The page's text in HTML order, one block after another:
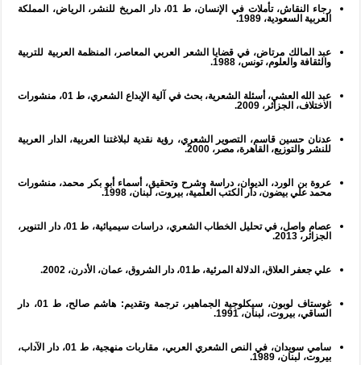
رجاء النقاش، تأملات في الإنسان، ط 01، دار المريخ للنشر، الرياض، المملكة
العربية السعودية، 1989.
عبد المالك مرتاض، في قضايا الشعر العربي المعاصر، المنظمة العربية للتربية
والثقافة والعلوم، تونس، 1988.
عبد الله العشي، أسئلة الشعرية، بحث في آلية الإبداع الشعري، ط 01، منشورات
الاختلاف، الجزائر، 2009.
عدنان حسين قاسم، التصوير الشعري، رؤية نقدية لبلاغتنا العربية، الدار العربية
للنشر والتوزيع، القاهرة، مصر، 2000.
عروة بن الورد، الديوان، دراسة وشرح وتحقيق، أسماء أبو بكر محمد، منشورات
محمد علي بيضون، دار الكتب العلمية، بيروت، لبنان، 1998.
عصام واصل، في تحليل الخطاب الشعري، دراسات سيميائية، ط 01، دار التنوير،
الجزائر، 2013.
علي جعفر العلاق، الدلالة المرئية، ط01، دار الشروق، عمان، الأدرن، 2002.
غوستاف لوبون، سيكلوجية الجماهير، ترجمة وتقديم: هاشم صالح، ط 01، دار
الساقي، بيروت، لبنان، 1991.
سامي سويدان، في النص الشعري العربي، مقاربات منهجية، ط 01، دار الآداب،
بيروت، لبنان، 1989.